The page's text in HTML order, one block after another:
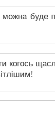
буде
когось